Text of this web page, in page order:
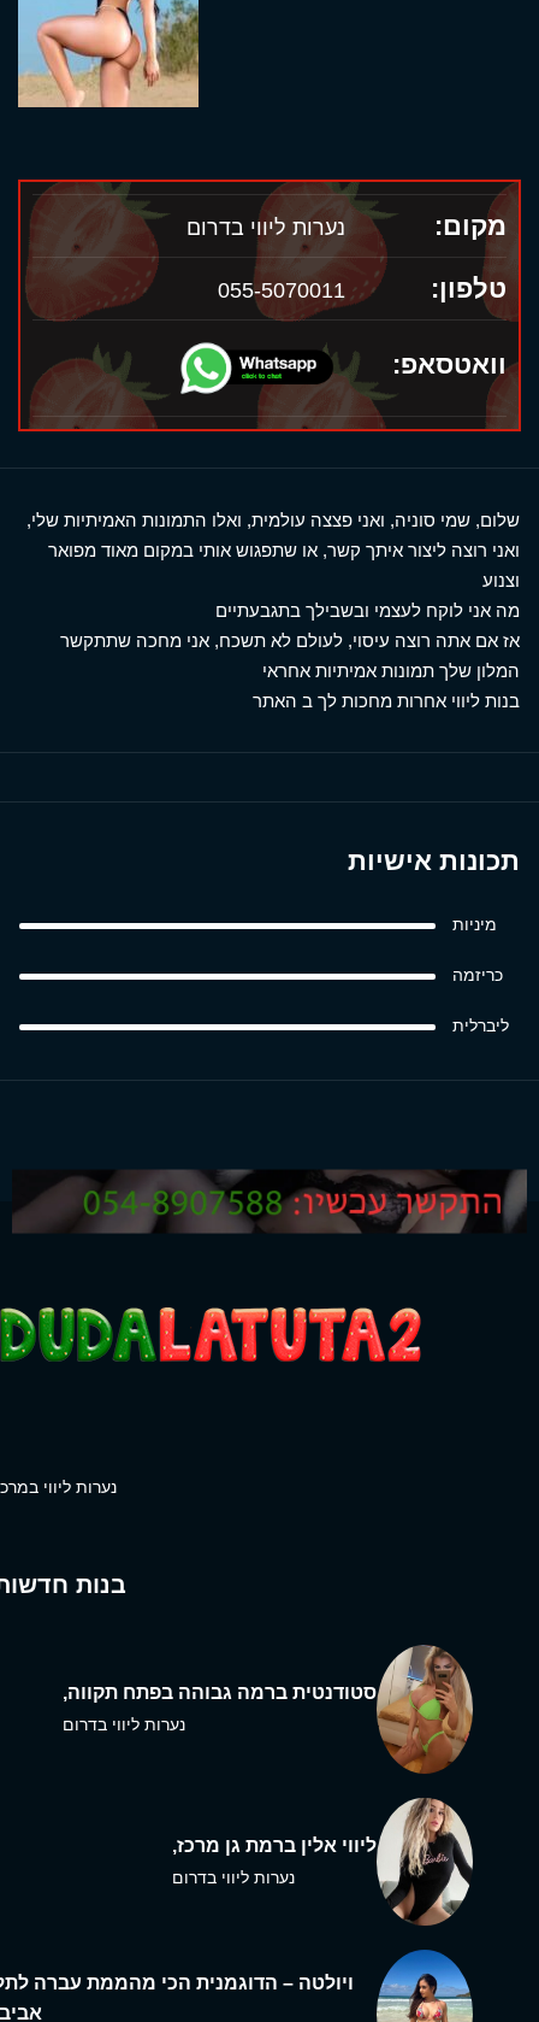
מקום: נערות ליווי בדרום
טלפון: 055-5070011
וואטסאפ:
שלום, שמי סוניה, ואני פצצה עולמית, ואלו התמונות האמיתיות שלי,
ואני רוצה ליצור איתך קשר, או שתפגוש אותי במקום מאוד מפואר
וצנוע
מה אני לוקח לעצמי ובשבילך בתגבעתיים
אז אם אתה רוצה עיסוי, לעולם לא תשכח, אני מחכה שתתקשר
המלון שלך תמונות אמיתיות אחראי
בנות ליווי אחרות מחכות לך ב האתר
תכונות אישיות
מיניות
כריזמה
ליברלית
נערות ליווי
בנות
סטודנטית ברמה גבוהה בפתח תקווה,
נערות ליווי בדרום
ליווי אלין ברמת גן מרכז,
נערות ליווי בדרום
ויולטה – הדוגמנית הכי מהממת עברה